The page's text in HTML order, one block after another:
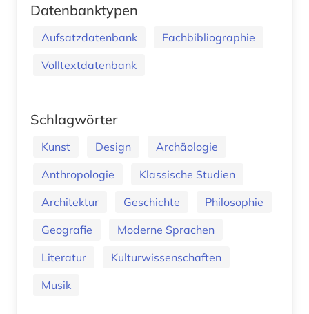
Datenbanktypen
Aufsatzdatenbank
Fachbibliographie
Volltextdatenbank
Schlagwörter
Kunst Design
Archäologie
Anthropologie
Klassische Studien
Architektur
Geschichte
Philosophie
Geografie
Moderne Sprachen
Literatur
Kulturwissenschaften
Musik